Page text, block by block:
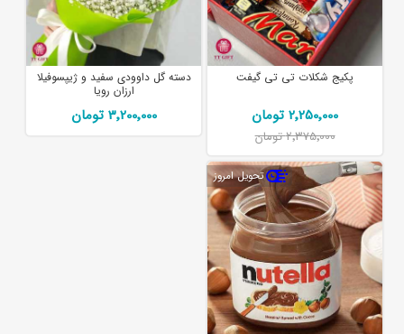
پکیج شکلات تی تی گیفت
2٬250٬000 تومان
2٬375٬000 تومان
دسته گل داوودی سفید و ژیپسوفیلا
ارزان رویا
3٬200٬000 تومان
تحویل امروز